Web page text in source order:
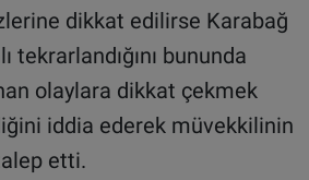
dikkat edilirse Karabağ
tekrarlandığını bununda
olaylara dikkat çekmek
iddia ederek müvekkilinin
etti.